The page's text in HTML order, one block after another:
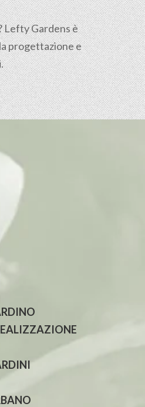
Lefty Gardens è
progettazione e
.